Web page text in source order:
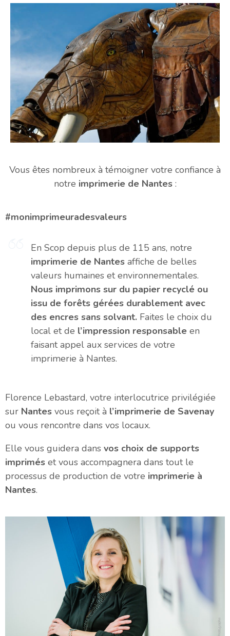
Vous êtes nombreux à témoigner votre confiance à
notre imprimerie de Nantes:
#monimprimeuradesvaleurs
En Scop depuis plus de 115 ans, notre
imprimerie de Nantes affiche de belles
valeurs humaines et environnementales.
Nous imprimons sur du papier recyclé ou
issu de forêts gérées durablement avec
des encres sans solvant. Faites le choix du
local et de l’impression responsable en
faisant appel aux services de votre
imprimerie à Nantes.
Florence Lebastard, votre interlocutrice privilégiée
sur Nantes vous reçoit à l’imprimerie de Savenay
ou vous rencontre dans vos locaux.
Elle vous guidera dans vos choix de supports
imprimés et vous accompagnera dans tout le
processus de production de votre imprimerie à
Nantes.